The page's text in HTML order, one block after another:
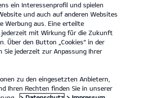
ein Interessenprofil und spielen
und auch auf anderen Websites
Werbung aus. Eine erteilte
jederzeit mit Wirkung für die Zukunft
Über den Button „Cookies“ in der
Sie jederzeit zur Anpassung Ihrer
zu den eingesetzten Anbietern,
Ihren Rechten finden Sie in unserer